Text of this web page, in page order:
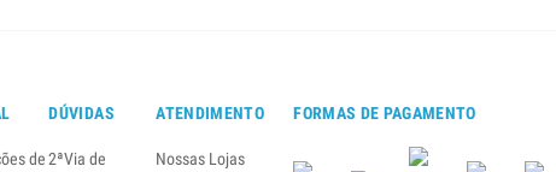
de
DÚVIDAS
2ªVia de
ATENDIMENTO
Nossas Lojas
FORMAS DE PAGAMENTO